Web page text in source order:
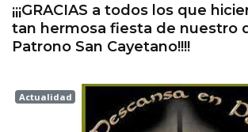
¡¡¡GRACIAS a todos los que
tan hermosa fiesta de nuestro
Patrono San Cayetano!!!!
Actualidad